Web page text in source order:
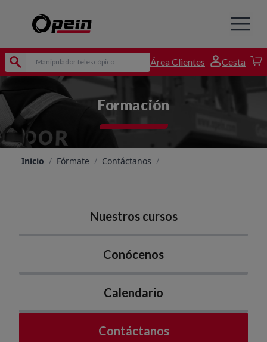
Área Clientes Cesta
Formación
Inicio / Fórmate / Contáctanos /
Nuestros cursos
Conócenos
Calendario
Contáctanos